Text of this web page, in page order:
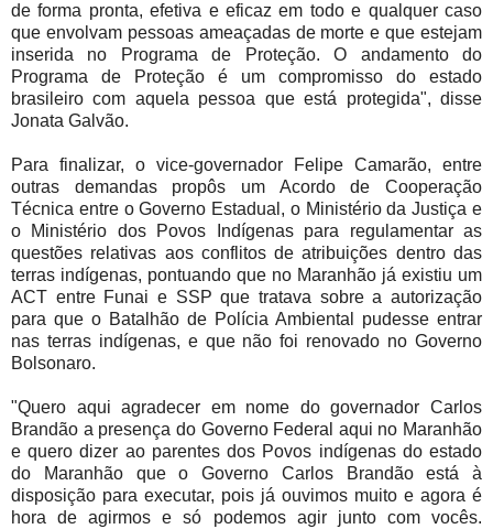
de forma pronta, efetiva e eficaz em todo e qualquer caso
que envolvam pessoas ameaçadas de morte e que estejam
inserida no Programa de Proteção. O andamento do
Programa de Proteção é um compromisso do estado
brasileiro com aquela pessoa que está protegida", disse
Jonata Galvão.
Para finalizar, o vice-governador Felipe Camarão, entre
outras demandas propôs um Acordo de Cooperação
Técnica entre o Governo Estadual, o Ministério da Justiça e
o Ministério dos Povos Indígenas para regulamentar as
questões relativas aos conflitos de atribuições dentro das
terras indígenas, pontuando que no Maranhão já existiu um
ACT entre Funai e SSP que tratava sobre a autorização
para que o Batalhão de Polícia Ambiental pudesse entrar
nas terras indígenas, e que não foi renovado no Governo
Bolsonaro.
"Quero aqui agradecer em nome do governador Carlos
Brandão a presença do Governo Federal aqui no Maranhão
e quero dizer ao parentes dos Povos indígenas do estado
do Maranhão que o Governo Carlos Brandão está à
disposição para executar, pois já ouvimos muito e agora é
hora de agirmos e só podemos agir junto com vocês.